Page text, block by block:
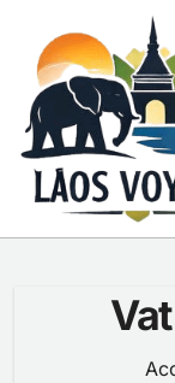
contenu